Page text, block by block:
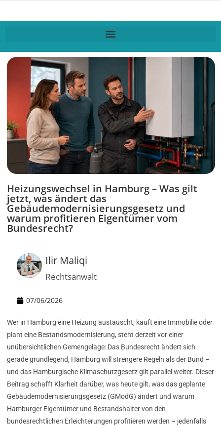
Heizungswechsel in Hamburg – Was gilt
jetzt, was ändert das
Gebäudemodernisierungsgesetz und
warum profitieren Eigentümer vom
Bundesrecht?
Ilir Maliqi
Rechtsanwalt
07/06/2026
Wer in Hamburg eine Heizung austauscht, kauft eine Immobilie oder
plant eine Bestandsmodernisierung, steht derzeit vor einer
unübersichtlichen Gemengelage: Das Bundesrecht ändert sich
gerade grundlegend, Hamburg will strengere Regeln als der Bund –
und das Hamburgische Klimaschutzgesetz gilt parallel weiter. Dieser
Beitrag schafft Klarheit darüber, was heute gilt, was das geplante
Gebäudemodernisierungsgesetz (GModG) ändert und warum
Hamburger Eigentümer und Bestandshalter von den
bundesrechtlichen Erleichterungen profitieren werden – jedenfalls